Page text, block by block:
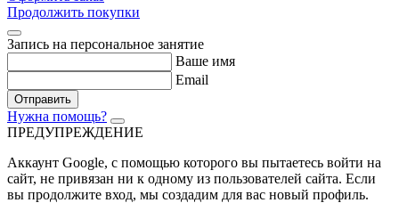
Продолжить покупки
Запись на персональное занятие
Ваше имя
Email
Отправить
Нужна помощь?
ПРЕДУПРЕЖДЕНИЕ
Аккаунт Google, с помощью которого вы пытаетесь войти на
сайт, не привязан ни к одному из пользователей сайта. Если
вы продолжите вход, мы создадим для вас новый профиль.